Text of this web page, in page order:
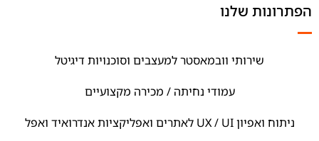
הפתרונות שלנו
שירותי וובמאסטר למעצבים וסוכנויות דיגיטל
עמודי נחיתה / מכירה מקצועיים
ניתוח ואפיון UX / UI לאתרים ואפליקציות אנדרואיד ואפל